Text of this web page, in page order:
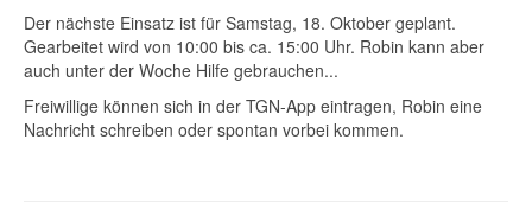
Der nächste Einsatz ist für Samstag, 18. Oktober geplant.
Gearbeitet wird von 10:00 bis ca. 15:00 Uhr. Robin kann aber
auch unter der Woche Hilfe gebrauchen...
Freiwillige können sich in der TGN-App eintragen, Robin eine
Nachricht schreiben oder spontan vorbei kommen.